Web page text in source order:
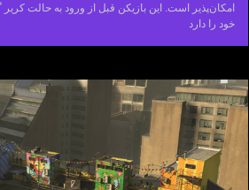
امکان‌پذیر است. این بازیکن قبل از ورود به حالت کریر
خود را دارد